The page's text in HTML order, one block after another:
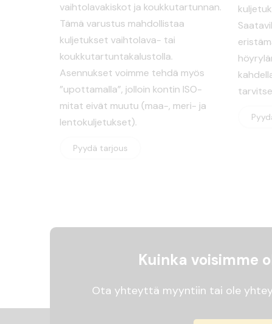
vaihtolavakiskot ja koukkutartunnan.
Tämä varustus mahdollistaa
kuljetukset vaihtolava- tai
koukkutartuntakalustolla.
Asennukset voimme tehdä myös
”upottamalla”, jolloin kontin ISO-
mitat eivät muutu (maa-, meri- ja
lentokuljetukset).
Pyydä tarjous
Kuinka voisimme
Ota yhteyttä myyntiin tai ole